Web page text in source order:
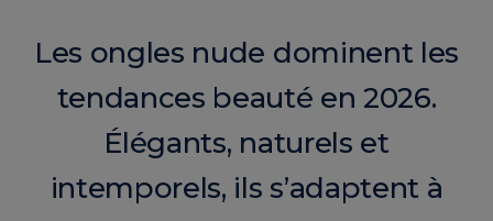
Les ongles nude dominent les
tendances beauté en 2026.
Élégants, naturels et
intemporels, ils s’adaptent à